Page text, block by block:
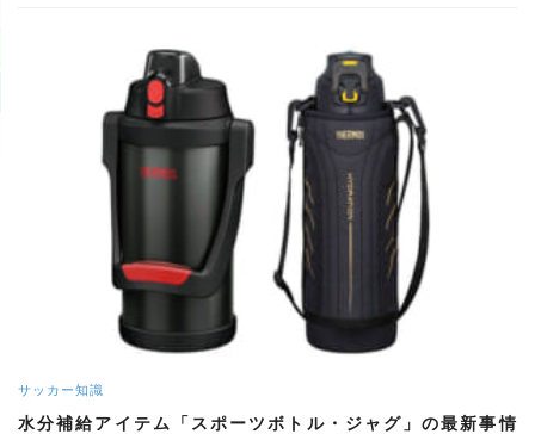
サッカー知識
水分補給アイテム「スポーツボトル・ジャグ」の最新事情